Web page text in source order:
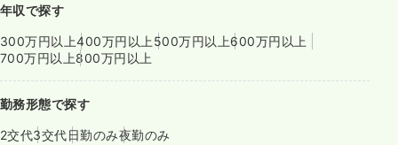
年収で探す
300万円以上400万円以上 500万円以上600万円以上
700万円以上800万円以上
勤務形態で探す
2交代3交代日勤のみ夜勤のみ